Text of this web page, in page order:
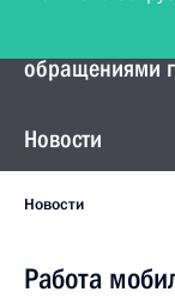
Управление
обращениями
Новости
Новости
Работа